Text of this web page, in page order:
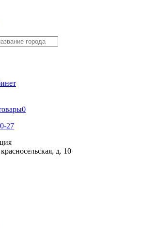
0
27
д. 10